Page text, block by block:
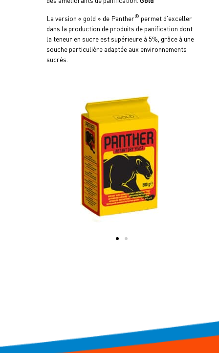
La version « gold » de Panther® permet d’exceller
dans la production de produits de panification dont
la teneur en sucre est supérieure à 5%, grâce à une
souche particulière adaptée aux environnements
sucrés.